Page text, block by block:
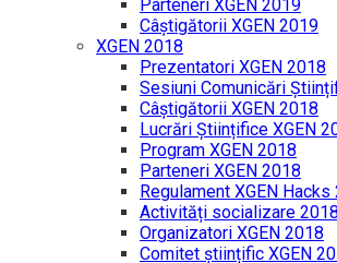
Parteneri XGEN 2019
Câștigătorii XGEN 2019
XGEN 2018
Prezentatori XGEN 2018
Sesiuni Comunicări
Câștigătorii XGEN 2018
Lucrări Științifice XGEN
Program XGEN 2018
Parteneri XGEN 2018
Regulament XGEN Hacks
Activități socializare 2018
Organizatori XGEN 2018
Comitet științific XGEN